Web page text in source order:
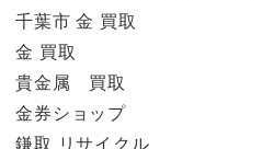
千葉市 金 買取
金 買取
貴金属 買取
金券ショップ
鎌取 リサイクル